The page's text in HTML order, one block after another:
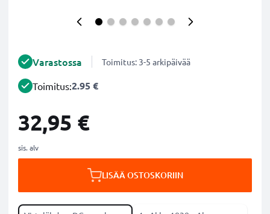
Varastossa Toimitus: 3-5 arkipäivää
Toimitus:2.95 €
32,95 €
sis. alv
LISÄÄ OSTOSKORIIN